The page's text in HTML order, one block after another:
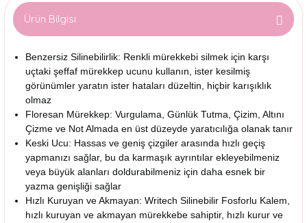
Ürün Bilgisi
Benzersiz Silinebilirlik: Renkli mürekkebi silmek için karşı
uçtaki şeffaf mürekkep ucunu kullanın, ister kesilmiş
görünümler yaratın ister hataları düzeltin, hiçbir karışıklık
olmaz
Floresan Mürekkep: Vurgulama, Günlük Tutma, Çizim, Altını
Çizme ve Not Almada en üst düzeyde yaratıcılığa olanak tanır
Keski Ucu: Hassas ve geniş çizgiler arasında hızlı geçiş
yapmanızı sağlar, bu da karmaşık ayrıntılar ekleyebilmeniz
veya büyük alanları doldurabilmeniz için daha esnek bir
yazma genişliği sağlar
Hızlı Kuruyan ve Akmayan: Writech Silinebilir Fosforlu Kalem,
hızlı kuruyan ve akmayan mürekkebe sahiptir, hızlı kurur ve